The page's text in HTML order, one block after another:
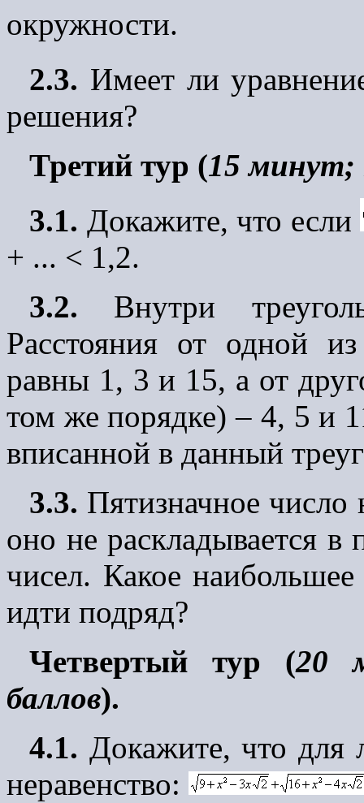
окружности.
2.3. Имеет ли
решения?
Третий тур (15 минут;
3.1. Докажите, что если
+ ... < 1,2.
3.2. Внутри
Расстояния от одной
равны 1, 3 и 15, а от
том же порядке) – 4, 5 и
вписанной в данный
3.3. Пятизначное
оно не раскладывается в
чисел. Какое
идти подряд?
Четвертый тур (20
баллов).
4.1. Докажите, что
неравенство: